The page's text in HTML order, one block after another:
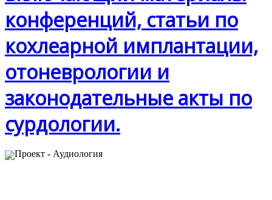
конференций, статьи по
кохлеарной имплантации,
отоневрологии и
законодательные акты по
сурдологии.